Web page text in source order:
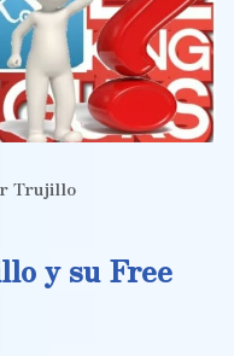
Trujillo
y su Free